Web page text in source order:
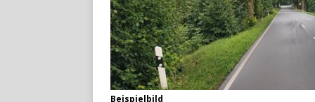
Beispielbild